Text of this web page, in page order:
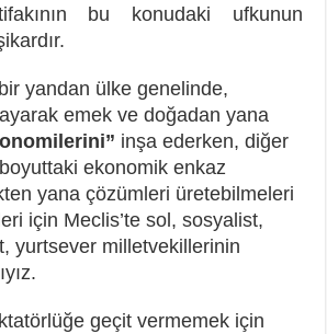
bu konudaki ufkunun
yandan ülke genelinde,
emek ve doğadan yana
inşa ederken, diğer
ekonomik enkaz
yana çözümleri üretebilmeleri
için Meclis’te sol, sosyalist,
yurtsever milletvekillerinin
geçit vermemek için